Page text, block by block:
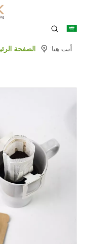
أنت هنا: الصفحة